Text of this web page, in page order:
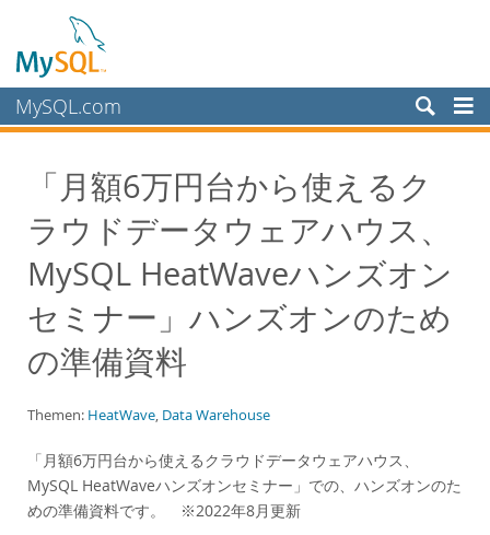
MySQL.com
Schulung, Beratung, Support
Partner
Kunden
Warum MySQL?
White Papers
Presentations
Books
Performance
「月額6万円台から使えるク
ラウドデータウェアハウス、
MySQL HeatWaveハンズオン
セミナー」ハンズオンのため
の準備資料
Themen: HeatWave, Data Warehouse
「月額6万円台から使えるクラウドデータウェアハウス、
MySQL HeatWaveハンズオンセミナー」での、ハンズオンのた
めの準備資料です。 ※2022年8月更新